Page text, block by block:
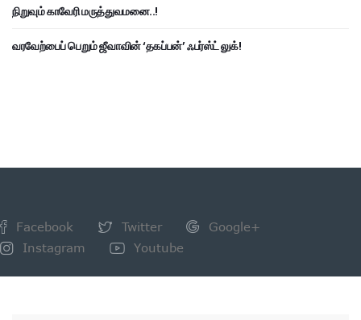
நிறுவும் காவேரி மருத்துவமனை..!
வரவேற்பைப் பெறும் ஜீவாவின் ‘தகப்பன்’ ஃபர்ஸ்ட் லுக்!
Facebook Twitter
Google+
Instagram
Youtube